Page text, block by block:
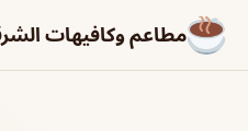
مطاعم وكافيهات